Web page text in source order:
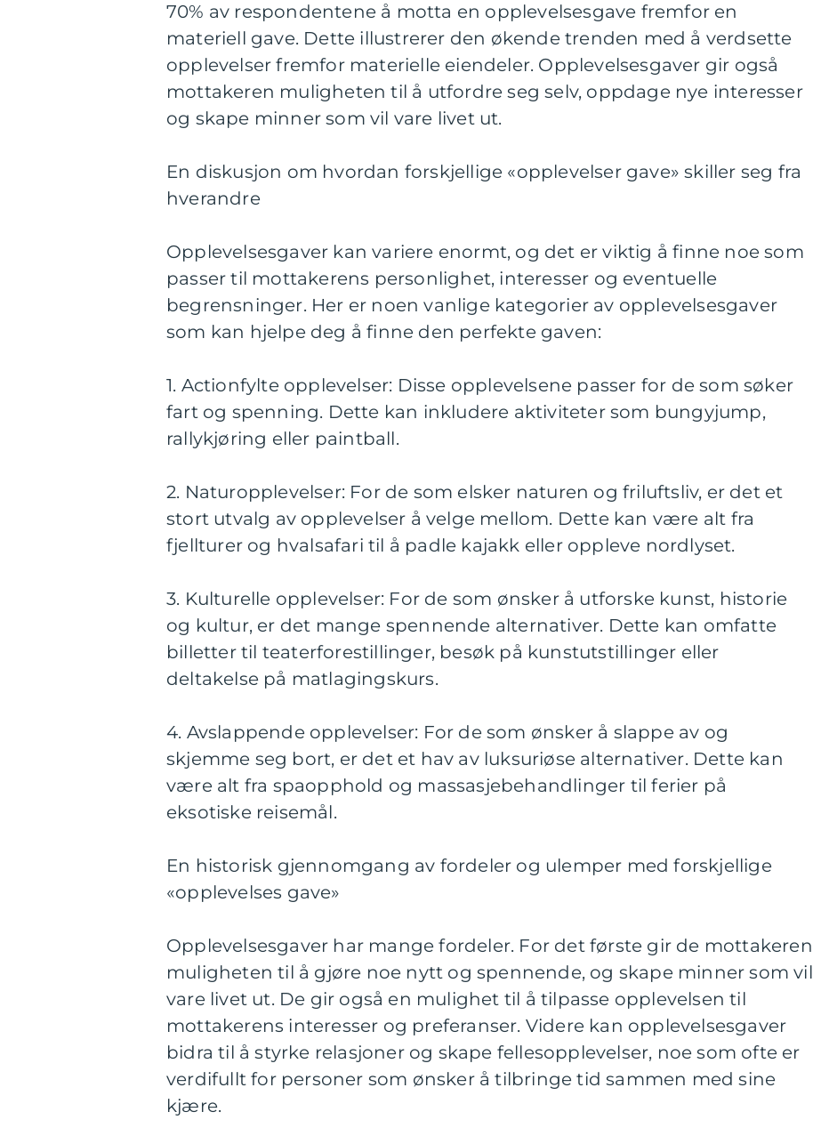
70% av respondentene å motta en opplevelsesgave fremfor en
materiell gave. Dette illustrerer den økende trenden med å verdsette
opplevelser fremfor materielle eiendeler. Opplevelsesgaver gir også
mottakeren muligheten til å utfordre seg selv, oppdage nye interesser
og skape minner som vil vare livet ut.
En diskusjon om hvordan forskjellige «opplevelser gave» skiller seg fra
hverandre
Opplevelsesgaver kan variere enormt, og det er viktig å finne noe som
passer til mottakerens personlighet, interesser og eventuelle
begrensninger. Her er noen vanlige kategorier av opplevelsesgaver
som kan hjelpe deg å finne den perfekte gaven:
1. Actionfylte opplevelser: Disse opplevelsene passer for de som søker
fart og spenning. Dette kan inkludere aktiviteter som bungyjump,
rallykjøring eller paintball.
2. Naturopplevelser: For de som elsker naturen og friluftsliv, er det et
stort utvalg av opplevelser å velge mellom. Dette kan være alt fra
fjellturer og hvalsafari til å padle kajakk eller oppleve nordlyset.
3. Kulturelle opplevelser: For de som ønsker å utforske kunst, historie
og kultur, er det mange spennende alternativer. Dette kan omfatte
billetter til teaterforestillinger, besøk på kunstutstillinger eller
deltakelse på matlagingskurs.
4. Avslappende opplevelser: For de som ønsker å slappe av og
skjemme seg bort, er det et hav av luksuriøse alternativer. Dette kan
være alt fra spaopphold og massasjebehandlinger til ferier på
eksotiske reisemål.
En historisk gjennomgang av fordeler og ulemper med forskjellige
«opplevelses gave»
Opplevelsesgaver har mange fordeler. For det første gir de mottakeren
muligheten til å gjøre noe nytt og spennende, og skape minner som vil
vare livet ut. De gir også en mulighet til å tilpasse opplevelsen til
mottakerens interesser og preferanser. Videre kan opplevelsesgaver
bidra til å styrke relasjoner og skape fellesopplevelser, noe som ofte er
verdifullt for personer som ønsker å tilbringe tid sammen med sine
kjære.